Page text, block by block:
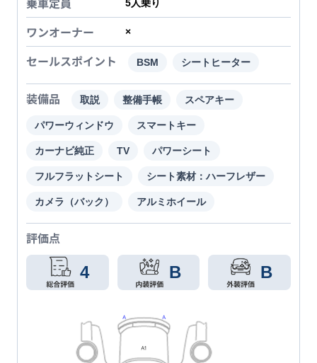
5人乗り
ワンオーナー ×
セールスポイント BSM シートヒーター
装備品 取説 整備手帳 スペアキー
パワーウィンドウ スマートキー
カーナビ純正 TV パワーシート
フルフラットシート シート素材：ハーフレザー
カメラ（バック） アルミホイール
評価点
4 B B